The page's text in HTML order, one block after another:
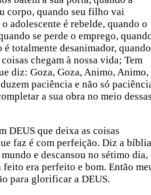
corpo, quando seu filho vai
adolescente é rebelde, quando o
se perde o emprego,
totalmente desanimador, quando
chegam à nossa vida; Tem
diz: Goza, Goza, Animo, Animo,
paciência e não só
a sua obra no meio
DEUS que deixa as coisas
faz é com perfeição. Diz a bíblia
e descansou no sétimo dia,
era perfeito e bom. Então
para glorificar a DEUS.